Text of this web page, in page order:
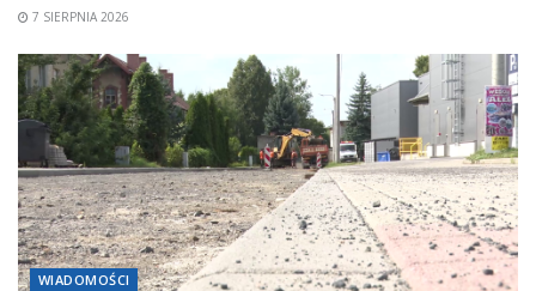
7 SIERPNIA 2026
WIADOMOŚCI